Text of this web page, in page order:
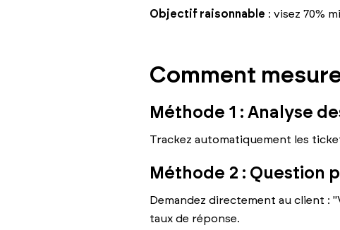
Objectif raisonnable : visez 70%
Comment
Méthode 1 : Analyse
Trackez automatiquement les
Méthode 2 : Question
Demandez directement au client :
taux de réponse.